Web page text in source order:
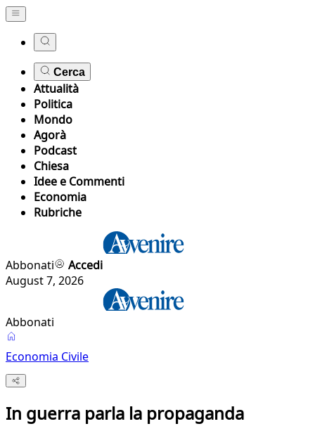
Cerca
Attualità
Politica
Mondo
Agorà
Podcast
Chiesa
Idee e Commenti
Economia
Rubriche
Abbonati
Accedi
August 7, 2026
Abbonati
Economia Civile
In guerra parla la propaganda